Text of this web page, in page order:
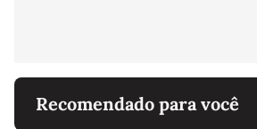
Recomendado para você